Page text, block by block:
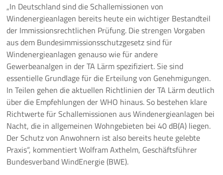
Statements
Positionen
Jobs
Mediathek
Akkreditierung
Mehr
„In Deutschland sind die Schallemissionen von
Windenergieanlagen bereits heute ein wichtiger Bestandteil
der Immissionsrechtlichen Prüfung. Die strengen Vorgaben
aus dem Bundesimmissionsschutzgesetz sind für
Windenergieanlagen genauso wie für andere
Gewerbeanalgen in der TA Lärm spezifiziert. Sie sind
essentielle Grundlage für die Erteilung von Genehmigungen.
In Teilen gehen die aktuellen Richtlinien der TA Lärm deutlich
über die Empfehlungen der WHO hinaus. So bestehen klare
Richtwerte für Schallemissionen aus Windenergieanlagen bei
Nacht, die in allgemeinen Wohngebieten bei 40 dB(A) liegen.
Der Schutz von Anwohnern ist also bereits heute gelebte
Praxis“, kommentiert Wolfram Axthelm, Geschäftsführer
Bundesverband WindEnergie (BWE).